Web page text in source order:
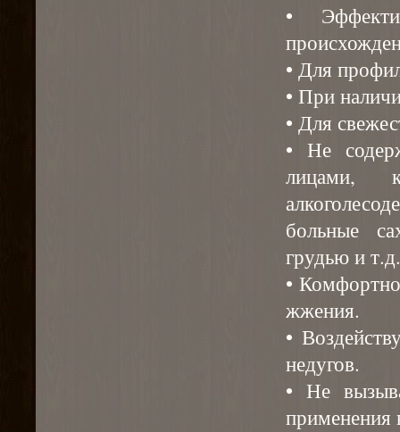
•
• Для
• При
• Для
• Не
лицами,
больные
грудью и
•
жжения.
•
недугов.
• Не
применения